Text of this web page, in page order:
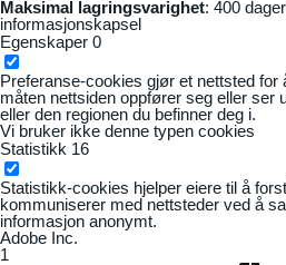
Maksimal lagringsvarighet: 400 dager
informasjonskapsel
Egenskaper 0
Preferanse-cookies gjør et nettsted
måten nettsiden oppfører seg eller ser
eller den regionen du befinner deg i.
Vi bruker ikke denne typen cookies
Statistikk 16
Statistikk-cookies hjelper eiere til å
kommuniserer med nettsteder ved å
informasjon anonymt.
Adobe Inc.
1